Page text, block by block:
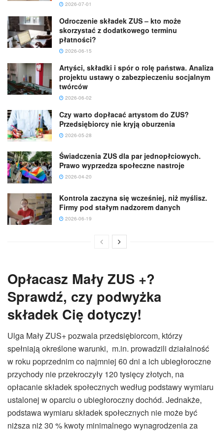
2026-07-01
Odroczenie składek ZUS – kto może
skorzystać z dodatkowego terminu
płatności?
2026-06-15
Artyści, składki i spór o rolę państwa. Analiza
projektu ustawy o zabezpieczeniu socjalnym
twórców
2026-06-02
Czy warto dopłacać artystom do ZUS?
Przedsiębiorcy nie kryją oburzenia
2026-05-28
Świadczenia ZUS dla par jednopłciowych.
Prawo wyprzedza społeczne nastroje
2026-04-20
Kontrola zaczyna się wcześniej, niż myślisz.
Firmy pod stałym nadzorem danych
2026-06-19
Opłacasz Mały ZUS +?
Sprawdź, czy podwyżka
składek Cię dotyczy!
Ulga Mały ZUS+ pozwala przedsiębiorcom, którzy
spełniają określone warunki, m.in. prowadzili działalność
w roku poprzednim co najmniej 60 dni a ich ubiegłoroczne
przychody nie przekroczyły 120 tysięcy złotych, na
opłacanie składek społecznych według podstawy wymiaru
ustalonej w oparciu o ubiegłoroczny dochód. Jednakże,
podstawa wymiaru składek społecznych nie może być
niższa niż 30 % kwoty minimalnego wynagrodzenia za